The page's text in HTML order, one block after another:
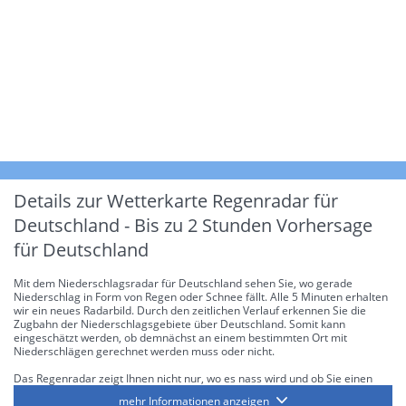
Details zur Wetterkarte Regenradar für
Deutschland - Bis zu 2 Stunden Vorhersage
für Deutschland
Mit dem Niederschlagsradar für Deutschland sehen Sie, wo gerade
Niederschlag in Form von Regen oder Schnee fällt. Alle 5 Minuten erhalten
wir ein neues Radarbild. Durch den zeitlichen Verlauf erkennen Sie die
Zugbahn der Niederschlagsgebiete über Deutschland. Somit kann
eingeschätzt werden, ob demnächst an einem bestimmten Ort mit
Niederschlägen gerechnet werden muss oder nicht.
Das Regenradar zeigt Ihnen nicht nur, wo es nass wird und ob Sie einen
mehr Informationen anzeigen